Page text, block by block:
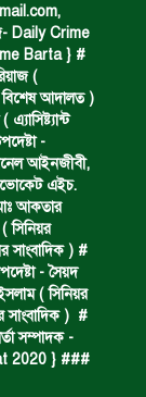
দুইজন আহত।
,
Daily Crime
Barta } #
(
বিশেষ আদালত )
-
আইনজীবী,
এইচ.
আকতার
সিনিয়র
সাংবাদিক ) #
- সৈয়দ
( সিনিয়র
সাংবাদিক ) #
সম্পাদক -
at 2020 } ###